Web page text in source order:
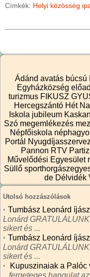
Címkék: Helyi közösség
Ádánd avatás búcsú
Egyházközség
turizmus FIKUSZ
Hercegszántó Hét
Iskola jubileum
Szó megemlékezés
Népfőiskola
Portál
Pannon RTV
Művelődési Egyesület
Süllő
de Délvidék
Utolsó hozzászólások
· Tumbász Leonárd
Lonárd
sikert és ...
· Tumbász Leonárd
Lonárd
sikert és ...
·
Kupuszinaiak a Palóc
...fergeteges hangulat